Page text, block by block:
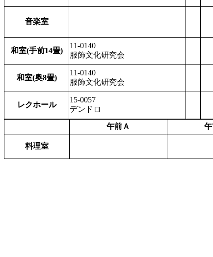
音楽室
和室(手前14畳)
11-0140
服飾文化研究会
和室(奥8畳)
11-0140
服飾文化研究会
レクホール
15-0057
デンドロ
午前Ａ 午
料理室